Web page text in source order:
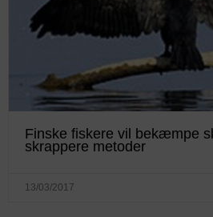
Finske fiskere vil bekæmpe
skrappere metoder
13/03/2017